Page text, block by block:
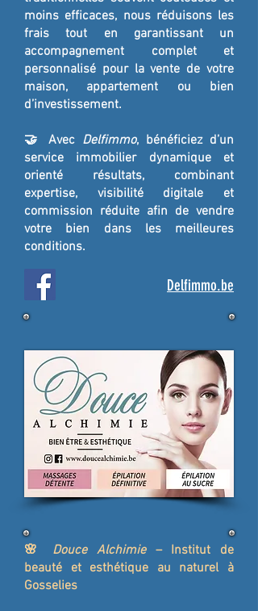
moins efficaces, nous réduisons les
frais tout en garantissant un
accompagnement complet et
personnalisé pour la vente de votre
maison, appartement ou bien
d’investissement.
🤝 Avec Delfimmo, bénéficiez d’un
service immobilier dynamique et
orienté résultats, combinant
expertise, visibilité digitale et
commission réduite afin de vendre
votre bien dans les meilleures
conditions.
Delfimmo.be
🌸 Douce Alchimie– Institut de
beauté et esthétique au naturel à
Gosselies